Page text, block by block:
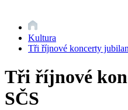
Kultura
Tři říjnové koncerty
Tři říjnové
SČS